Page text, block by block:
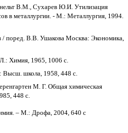
В.М., Сухарев Ю.И. Утилизация
в металлургии. - М.: Металлургия, 1994.
поред. В.В. Ушакова Москва: Экономика,
Химия, 1965, 1006 с.
школа, 1958, 448 с.
М. Г. Общая химическая
448 с.
– М.: Дрофа, 2004, 640 с